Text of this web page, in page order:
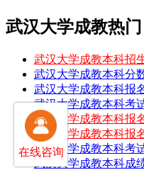
武汉大学成教热门
武汉大学成教本科招
武汉大学成教本科分
武汉大学成教本科报
武汉大学成教本科考
武汉大学成教本科报
武汉大学成教本科报
武汉大学成教本科考
武汉大学成教本科成
在线咨询